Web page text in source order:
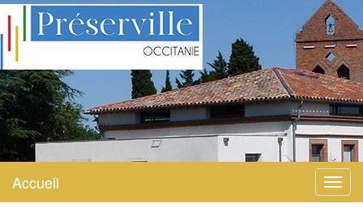
Préserville
Site officiel
Menu
Accueil